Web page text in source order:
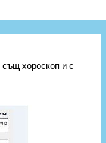
същ хороскоп и с